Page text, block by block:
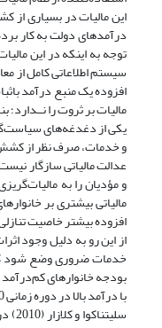
این مالیات در بسیاری از
درآمدهای دولت به کار
توجه به اینکه در این
سیستم اطلاعاتی کامل از
افزوده یک منبع درآمد
مالیات بر ثروت را
یکی از دغدغه‌های
و خدمات، صرف نظر از
عدالت مالیاتی سازگار
و مؤدیان را به
مالیاتی بیشتری بر
افزوده بیشتر خاصیت تنازلی
از این رو به دلیل وجود
خدمات ضروری وضع شود
با درآمد بالا در دوره زمانی 2010-1975 نشان دادند حرکت به سمت مالیات بر ارزش افزوده، موجب نابرابری بیشتر نخواهد شد.